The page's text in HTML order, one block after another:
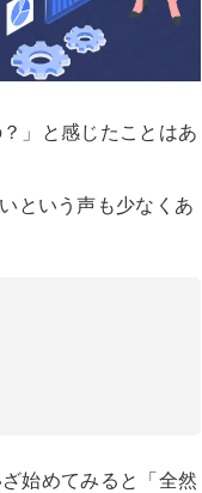
」と感じたことはあ
という声も少なくあ
始めてみると「全然